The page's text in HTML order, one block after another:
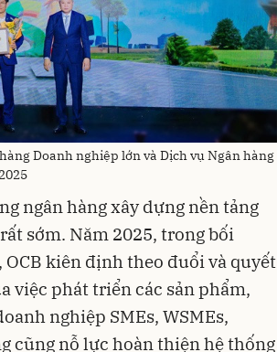
Doanh nghiệp lớn và Dịch vụ Ngân hàng
ngân hàng xây dựng nền tảng
sớm. Năm 2025, trong bối
kiên định theo đuổi và quyết
việc phát triển các sản phẩm,
nghiệp SMEs, WSMEs,
cũng nỗ lực hoàn thiện hệ thống